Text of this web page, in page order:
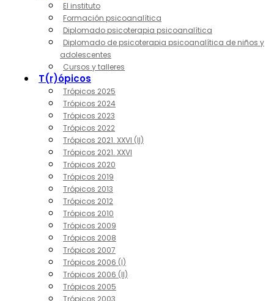
El instituto
Formación psicoanalítica
Diplomado psicoterapia psicoanalítica
Diplomado de psicoterapia psicoanalítica de niños y
adolescentes
Cursos y talleres
T(r)ópicos
Trópicos 2025
Trópicos 2024
Trópicos 2023
Trópicos 2022
Trópicos 2021. XXVI (II)
Trópicos 2021. XXVI
Trópicos 2020
Trópicos 2019
Trópicos 2013
Trópicos 2012
Trópicos 2010
Trópicos 2009
Trópicos 2008
Trópicos 2007
Trópicos 2006 (I)
Trópicos 2006 (II)
Trópicos 2005
Trópicos 2003